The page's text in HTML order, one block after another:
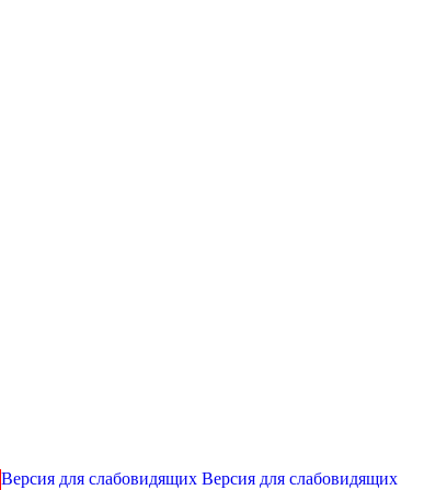
Версия для слабовидящихВерсия для слабовидящих